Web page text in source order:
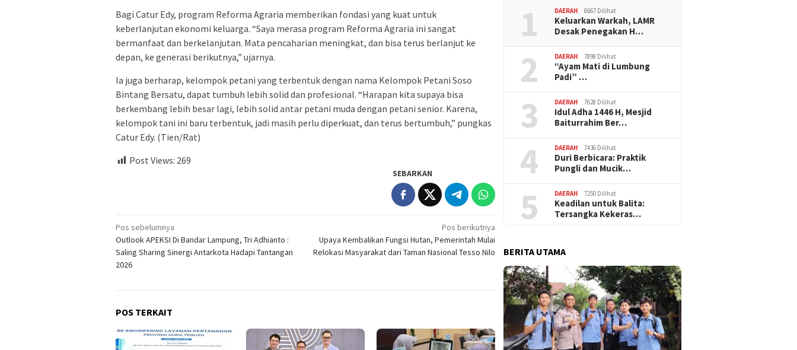
Bagi Catur Edy, program Reforma Agraria memberikan fondasi yang kuat untuk
keberlanjutan ekonomi keluarga. “Saya merasa program Reforma Agraria ini sangat
bermanfaat dan berkelanjutan. Mata pencaharian meningkat, dan bisa terus berlanjut ke
depan, ke generasi berikutnya,” ujarnya.
Ia juga berharap, kelompok petani yang terbentuk dengan nama Kelompok Petani Soso
Bintang Bersatu, dapat tumbuh lebih solid dan profesional. “Harapan kita supaya bisa
berkembang lebih besar lagi, lebih solid antar petani muda dengan petani senior. Karena,
kelompok tani ini baru terbentuk, jadi masih perlu diperkuat, dan terus bertumbuh,” pungkas
Catur Edy. (Tien/Rat)
Post Views: 269
SEBARKAN
Navigasi
pos
Pos sebelumnya
Outlook APEKSI Di Bandar Lampung, Tri Adhianto :
Saling Sharing Sinergi Antarkota Hadapi Tantangan
2026
Pos berikutnya
Upaya Kembalikan Fungsi Hutan, Pemerintah Mulai
Relokasi Masyarakat dari Taman Nasional Tesso Nilo
POS TERKAIT
1 DAERAH 8667 Dilihat
Keluarkan Warkah, LAMR
Desak Penegakan H…
2 DAERAH 7898 Dilihat
“Ayam Mati di Lumbung
Padi” …
3 DAERAH 7628 Dilihat
Idul Adha 1446 H, Mesjid
Baiturrahim Ber…
4 DAERAH 7436 Dilihat
Duri Berbicara: Praktik
Pungli dan Mucik…
5 DAERAH 7250 Dilihat
Keadilan untuk Balita:
Tersangka Kekeras…
BERITA UTAMA